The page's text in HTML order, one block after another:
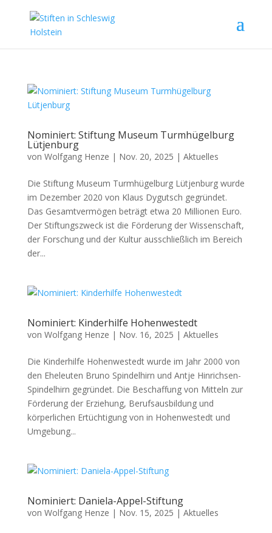
Nominiert: Stiftung Museum Turmhügelburg
Lütjenburg
von Wolfgang Henze | Nov. 20, 2025 | Aktuelles
Die Stiftung Museum Turmhügelburg Lütjenburg wurde
im Dezember 2020 von Klaus Dygutsch gegründet.
Das Gesamtvermögen beträgt etwa 20 Millionen Euro.
Der Stiftungszweck ist die Förderung der Wissenschaft,
der Forschung und der Kultur ausschließlich im Bereich
der...
Nominiert: Kinderhilfe Hohenwestedt
von Wolfgang Henze | Nov. 16, 2025 | Aktuelles
Die Kinderhilfe Hohenwestedt wurde im Jahr 2000 von
den Eheleuten Bruno Spindelhirn und Antje Hinrichsen-
Spindelhirn gegründet. Die Beschaffung von Mitteln zur
Förderung der Erziehung, Berufsausbildung und
körperlichen Ertüchtigung von in Hohenwestedt und
Umgebung...
Nominiert: Daniela-Appel-Stiftung
von Wolfgang Henze | Nov. 15, 2025 | Aktuelles